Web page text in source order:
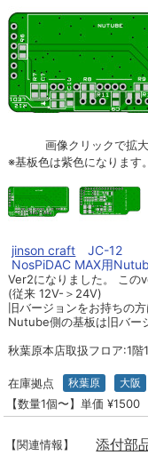
画像クリックで拡
※基板色は紫色になります。
jinson craft JC-12
NosPiDAC MAX用
Ver2になりました。 この
(従来 12V-＞24V)
旧バージョンをお持ちの
Nutube側の基板は旧バー
秋葉原本店取扱フロア:1階
在庫拠点 秋葉原 大阪
【数量1個〜】単価 ¥1500
【関連情報】 添付部